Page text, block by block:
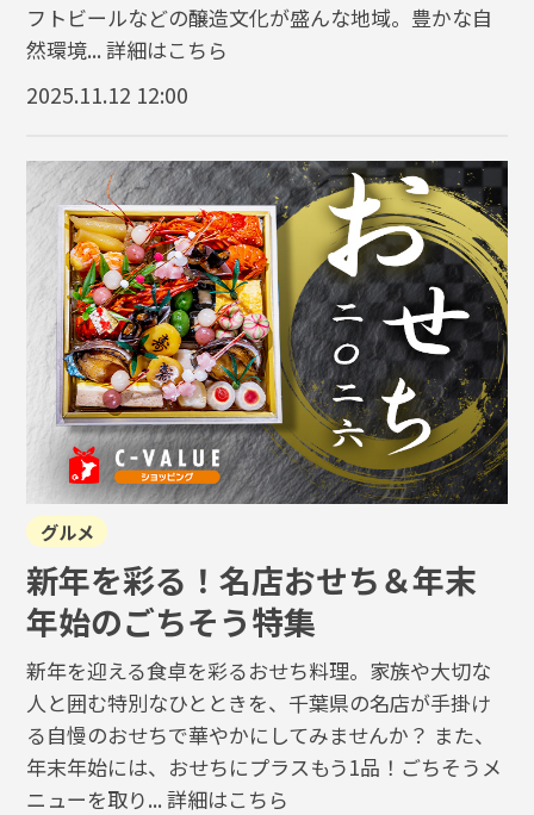
フトビールなどの醸造文化が盛んな地域。豊かな自
然環境...詳細はこちら
2025.11.12 12:00
グルメ
新年を彩る！名店おせち＆年末
年始のごちそう特集
新年を迎える食卓を彩るおせち料理。家族や大切な
人と囲む特別なひとときを、千葉県の名店が手掛け
る自慢のおせちで華やかにしてみませんか？ また、
年末年始には、おせちにプラスもう1品！ごちそうメ
ニューを取り...詳細はこちら